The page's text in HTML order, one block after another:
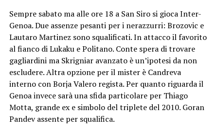
Sempre sabato ma alle ore 18 a San Siro si gioca Inter-
Genoa. Due assenze pesanti per i nerazzurri: Brozovic e
Lautaro Martinez sono squalificati. In attacco il favorito
al fianco di Lukaku e Politano. Conte spera di trovare
gagliardini ma Skrigniar avanzato è un’ipotesi da non
escludere. Altra opzione per il mister è Candreva
interno con Borja Valero regista. Per quanto riguarda il
Genoa invece sarà una sfida particolare per Thiago
Motta, grande ex e simbolo del triplete del 2010. Goran
Pandev assente per squalifica.